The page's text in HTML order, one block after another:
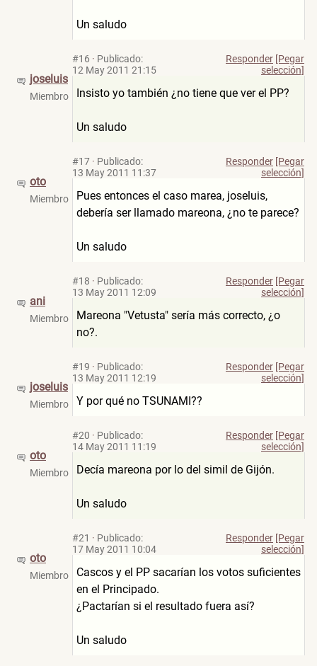
Un saludo
joseluis
Miembro
#16 · Publicado:
12 May 2011 21:15
Responder [Pegar
selección]
Insisto yo también ¿no tiene que ver el PP?
Un saludo
oto
Miembro
#17 · Publicado:
13 May 2011 11:37
Responder [Pegar
selección]
Pues entonces el caso marea, joseluis,
debería ser llamado mareona, ¿no te parece?
Un saludo
ani
Miembro
#18 · Publicado:
13 May 2011 12:09
Responder [Pegar
selección]
Mareona "Vetusta" sería más correcto, ¿o
no?.
joseluis
Miembro
#19 · Publicado:
13 May 2011 12:19
Responder [Pegar
selección]
Y por qué no TSUNAMI??
oto
Miembro
#20 · Publicado:
14 May 2011 11:19
Responder [Pegar
selección]
Decía mareona por lo del simil de Gijón.
Un saludo
oto
Miembro
#21 · Publicado:
17 May 2011 10:04
Responder [Pegar
selección]
Cascos y el PP sacarían los votos suficientes
en el Principado.
¿Pactarían si el resultado fuera así?
Un saludo